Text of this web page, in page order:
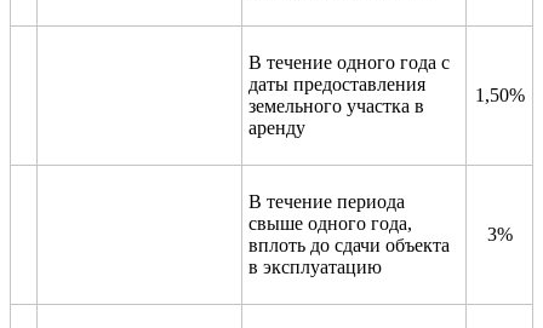
В течение одного года с
даты предоставления
земельного участка в
аренду
1,50%
В течение периода
свыше одного года,
вплоть до сдачи объекта
в эксплуатацию
3%